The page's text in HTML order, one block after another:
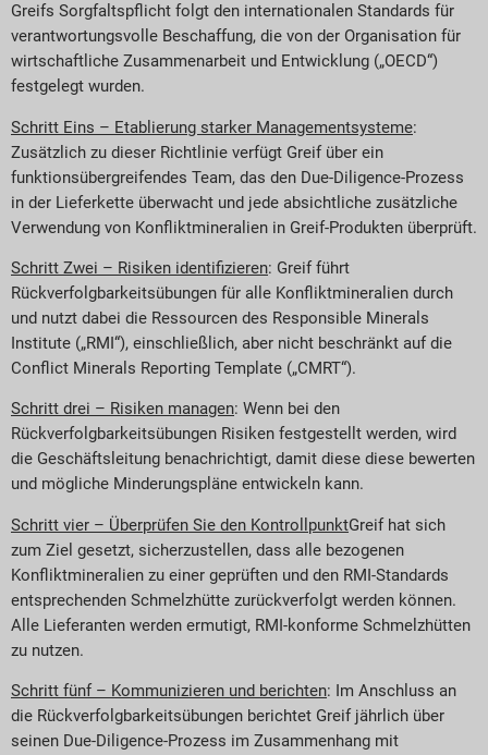
Greifs Sorgfaltspflicht folgt den internationalen Standards für
verantwortungsvolle Beschaffung, die von der Organisation für
wirtschaftliche Zusammenarbeit und Entwicklung („OECD“)
festgelegt wurden.
Schritt Eins – Etablierung starker Managementsysteme:
Zusätzlich zu dieser Richtlinie verfügt Greif über ein
funktionsübergreifendes Team, das den Due-Diligence-Prozess
in der Lieferkette überwacht und jede absichtliche zusätzliche
Verwendung von Konfliktmineralien in Greif-Produkten überprüft.
Schritt Zwei – Risiken identifizieren: Greif führt
Rückverfolgbarkeitsübungen für alle Konfliktmineralien durch
und nutzt dabei die Ressourcen des Responsible Minerals
Institute („RMI“), einschließlich, aber nicht beschränkt auf die
Conflict Minerals Reporting Template („CMRT“).
Schritt drei – Risiken managen: Wenn bei den
Rückverfolgbarkeitsübungen Risiken festgestellt werden, wird
die Geschäftsleitung benachrichtigt, damit diese diese bewerten
und mögliche Minderungspläne entwickeln kann.
Schritt vier – Überprüfen Sie den KontrollpunktGreif hat sich
zum Ziel gesetzt, sicherzustellen, dass alle bezogenen
Konfliktmineralien zu einer geprüften und den RMI-Standards
entsprechenden Schmelzhütte zurückverfolgt werden können.
Alle Lieferanten werden ermutigt, RMI-konforme Schmelzhütten
zu nutzen.
Schritt fünf – Kommunizieren und berichten: Im Anschluss an
die Rückverfolgbarkeitsübungen berichtet Greif jährlich über
seinen Due-Diligence-Prozess im Zusammenhang mit